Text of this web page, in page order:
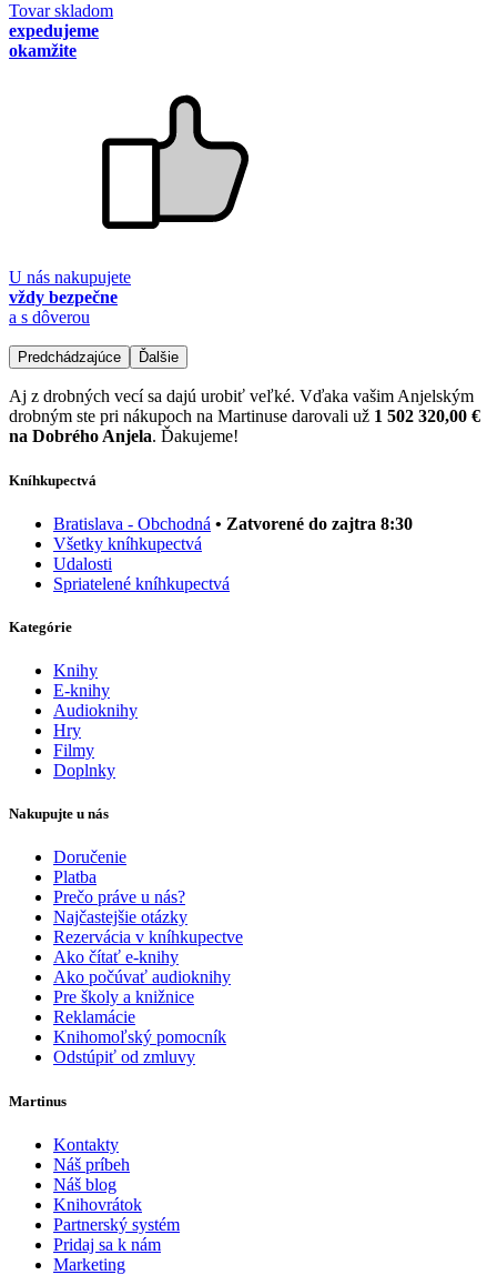
Tovar skladom
expedujeme
okamžite
U nás nakupujete
vždy bezpečne
a s dôverou
Predchádzajúce Ďalšie
Aj z drobných vecí sa dajú urobiť veľké. Vďaka vašim Anjelským
drobným ste pri nákupoch na Martinuse darovali už 1 502 320,00 €
na Dobrého Anjela. Ďakujeme!
Kníhkupectvá
Bratislava - Obchodná • Zatvorené do zajtra 8:30
Všetky kníhkupectvá
Udalosti
Spriatelené kníhkupectvá
Kategórie
Knihy
E-knihy
Audioknihy
Hry
Filmy
Doplnky
Nakupujte u nás
Doručenie
Platba
Prečo práve u nás?
Najčastejšie otázky
Rezervácia v kníhkupectve
Ako čítať e-knihy
Ako počúvať audioknihy
Pre školy a knižnice
Reklamácie
Knihomoľský pomocník
Odstúpiť od zmluvy
Martinus
Kontakty
Náš príbeh
Náš blog
Knihovrátok
Partnerský systém
Pridaj sa k nám
Marketing